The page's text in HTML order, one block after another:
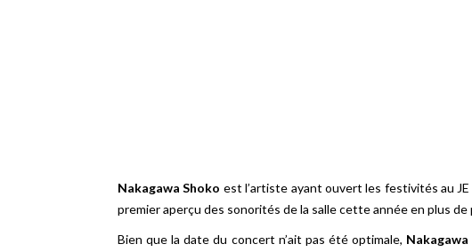
Nakagawa Shoko est l’artiste ayant ouvert les festivités au
premier aperçu des sonorités de la salle cette année en plus
Bien que la date du concert n’ait pas été optimale, Nakagawa